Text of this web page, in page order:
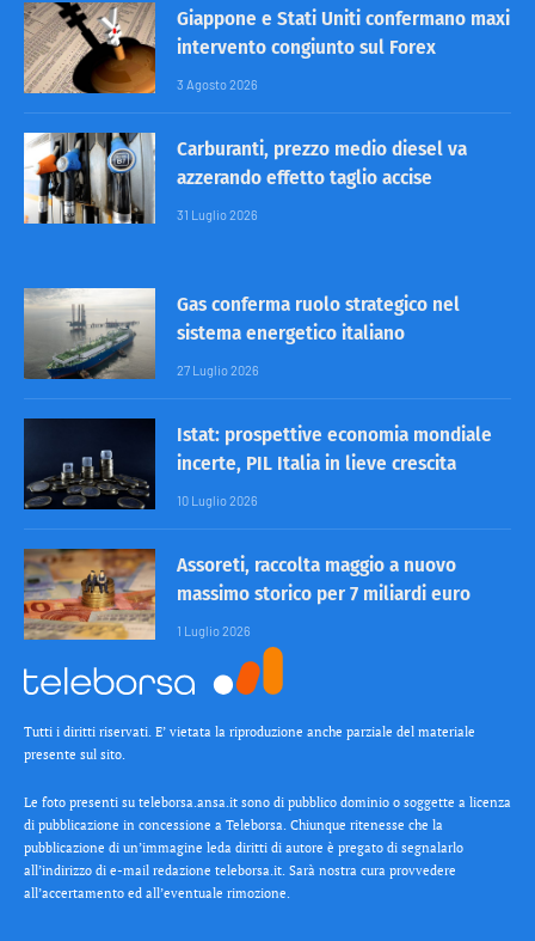
Giappone e Stati Uniti confermano maxi
intervento congiunto sul Forex
3 Agosto 2026
Carburanti, prezzo medio diesel va
azzerando effetto taglio accise
31 Luglio 2026
Gas conferma ruolo strategico nel
sistema energetico italiano
27 Luglio 2026
Istat: prospettive economia mondiale
incerte, PIL Italia in lieve crescita
10 Luglio 2026
Assoreti, raccolta maggio a nuovo
massimo storico per 7 miliardi euro
1 Luglio 2026
Tutti i diritti riservati. E’ vietata la riproduzione anche parziale del materiale
presente sul sito.
Le foto presenti su teleborsa.ansa.it sono di pubblico dominio o soggette a licenza
di pubblicazione in concessione a Teleborsa. Chiunque ritenesse che la
pubblicazione di un’immagine leda diritti di autore è pregato di segnalarlo
all’indirizzo di e-mail redazione teleborsa.it. Sarà nostra cura provvedere
all’accertamento ed all’eventuale rimozione.